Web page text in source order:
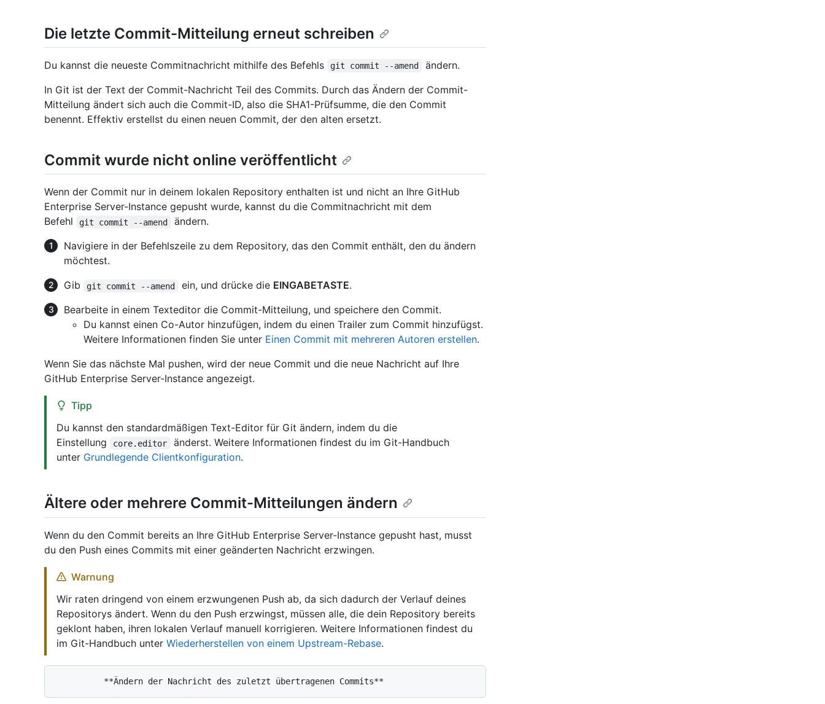
Die letzte Commit-Mitteilung erneut schreiben
Du kannst die neueste Commitnachricht mithilfe des Befehls git commit --amend
ändern.
In Git ist der Text der Commit-Nachricht Teil des Commits. Durch das Ändern der Commit-
Mitteilung ändert sich auch die Commit-ID, also die SHA1-Prüfsumme, die den Commit
benennt. Effektiv erstellst du einen neuen Commit, der den alten ersetzt.
Commit wurde nicht online veröffentlicht
Wenn der Commit nur in deinem lokalen Repository enthalten ist und nicht an Ihre GitHub
Enterprise Server-Instance gepusht wurde, kannst du die Commitnachricht mit dem
Befehl
git commit --amend
ändern.
Navigiere in der Befehlszeile zu dem Repository, das den Commit enthält, den du ändern
möchtest.
Gib
git commit --amend ein, und drücke die EINGABETASTE.
Bearbeite in einem Texteditor die Commit-Mitteilung, und speichere den Commit.
Du kannst einen Co-Autor hinzufügen, indem du einen Trailer zum Commit hinzufügst.
Weitere Informationen finden Sie unter Einen Commit mit mehreren Autoren erstellen.
Wenn Sie das nächste Mal pushen, wird der neue Commit und die neue Nachricht auf Ihre
GitHub Enterprise Server-Instance angezeigt.
Tipp
Du kannst den standardmäßigen Text-Editor für Git ändern, indem du die
Einstellung
core.editor
änderst. Weitere Informationen findest du im Git-Handbuch
unter Grundlegende Clientkonfiguration.
Ältere oder mehrere Commit-Mitteilungen ändern
Wenn du den Commit bereits an Ihre GitHub Enterprise Server-Instance gepusht hast, musst
du den Push eines Commits mit einer geänderten Nachricht erzwingen.
Warnung
Wir raten dringend von einem erzwungenen Push ab, da sich dadurch der Verlauf deines
Repositorys ändert. Wenn du den Push erzwingst, müssen alle, die dein Repository bereits
geklont haben, ihren lokalen Verlauf manuell korrigieren. Weitere Informationen findest du
im Git-Handbuch unter Wiederherstellen von einem Upstream-Rebase.